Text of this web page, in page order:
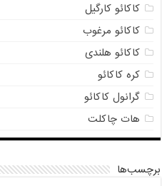
کاکائو کارگیل
کاکائو مرغوب
کاکائو هلندی
کره کاکائو
گرانول کاکائو
هات چاکلت
برچسب‌ها